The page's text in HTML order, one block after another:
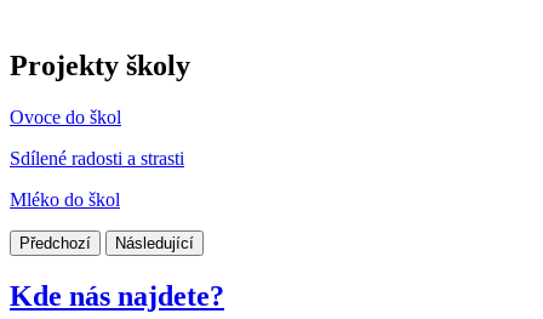
Projekty školy
Ovoce do škol
Sdílené radosti a strasti
Mléko do škol
Předchozí Následující
Kde nás najdete?